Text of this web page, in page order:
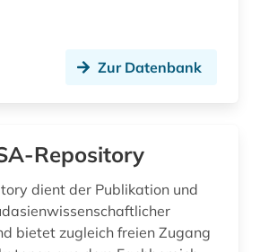
Zur Datenbank
Repository
dient der Publikation und
bietet zugleich freien Zugang